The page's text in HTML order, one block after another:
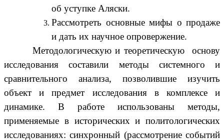
об уступке Аляски.
Рассмотреть основные мифы о продаже
и дать их научное опровержение.
Методологическую и теоретическую
основу
исследования составили методы системного и
сравнительного анализа, позволившие изучить
объект и предмет исследования в комплексе и
динамике. В работе использованы методы,
применяемые в исторических и политологических
исследованиях: синхронный (рассмотрение событий